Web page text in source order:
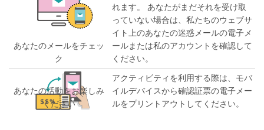
あなたのメールをチェッ
ク
れます。 あなたがまだそれを受け取
っていない場合は、私たちのウェブサ
イト上のあなたの迷惑メールの電子メ
ールまたは私のアカウントを確認して
ください。
あなたの活動をお楽しみ
ください
アクティビティを利用する際は、モバ
イルデバイスから確認証票の電子メー
ルをプリントアウトしてください。